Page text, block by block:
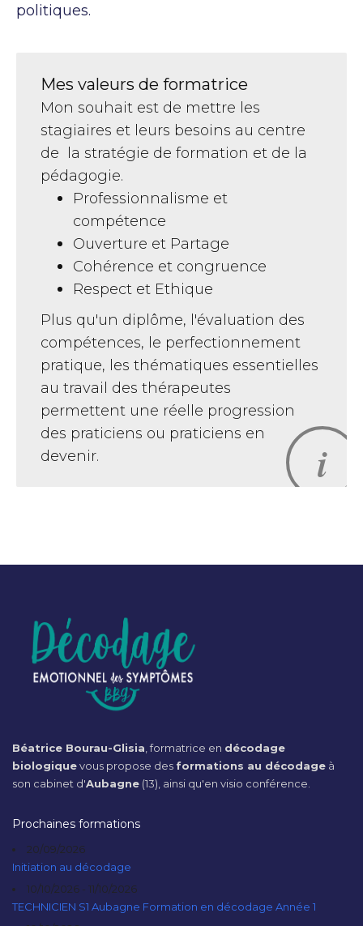
politiques.
Mes valeurs de formatrice
Mon souhait est de mettre les
stagiaires et leurs besoins au centre
de la stratégie de formation et de la
pédagogie.
Professionnalisme et
compétence
Ouverture et Partage
Cohérence et congruence
Respect et Ethique
Plus qu'un diplôme, l'évaluation des
compétences, le perfectionnement
pratique, les thématiques essentielles
au travail des thérapeutes
permettent une réelle progression
des praticiens ou praticiens en
devenir.
Béatrice Bourau-Glisia , formatrice en décodage
biologiquevous propose des formations au décodage à
son cabinet d'Aubagne (13), ainsi qu'en visio conférence.
Prochaines formations
20/09/2026
Initiation au décodage
10/10/2026 - 11/10/2026
TECHNICIEN S1 Aubagne Formation en décodage Année 1